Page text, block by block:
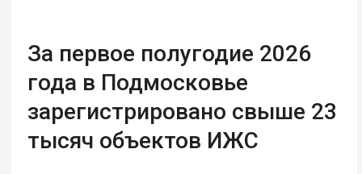
За первое полугодие 2026
года в Подмосковье
зарегистрировано свыше 23
тысяч объектов ИЖС